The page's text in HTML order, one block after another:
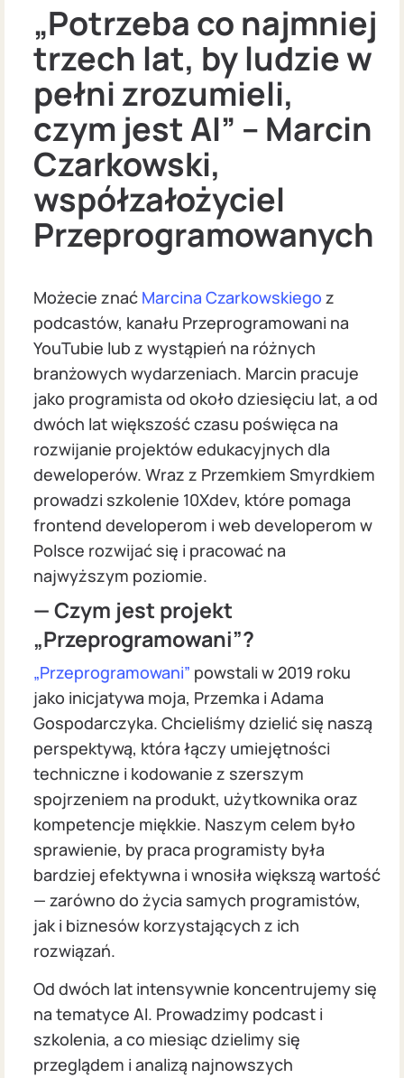
„Potrzeba co najmniej
trzech lat, by ludzie w
pełni zrozumieli,
czym jest AI” – Marcin
Czarkowski,
współzałożyciel
Przeprogramowanych
Możecie znać Marcina Czarkowskiego z
podcastów, kanału Przeprogramowani na
YouTubie lub z wystąpień na różnych
branżowych wydarzeniach. Marcin pracuje
jako programista od około dziesięciu lat, a od
dwóch lat większość czasu poświęca na
rozwijanie projektów edukacyjnych dla
deweloperów. Wraz z Przemkiem Smyrdkiem
prowadzi szkolenie 10Xdev, które pomaga
frontend developerom i web developerom w
Polsce rozwijać się i pracować na
najwyższym poziomie.
— Czym jest projekt
„Przeprogramowani”?
„Przeprogramowani” powstali w 2019 roku
jako inicjatywa moja, Przemka i Adama
Gospodarczyka. Chcieliśmy dzielić się naszą
perspektywą, która łączy umiejętności
techniczne i kodowanie z szerszym
spojrzeniem na produkt, użytkownika oraz
kompetencje miękkie. Naszym celem było
sprawienie, by praca programisty była
bardziej efektywna i wnosiła większą wartość
— zarówno do życia samych programistów,
jak i biznesów korzystających z ich
rozwiązań.
Od dwóch lat intensywnie koncentrujemy się
na tematyce AI. Prowadzimy podcast i
szkolenia, a co miesiąc dzielimy się
przeglądem i analizą najnowszych